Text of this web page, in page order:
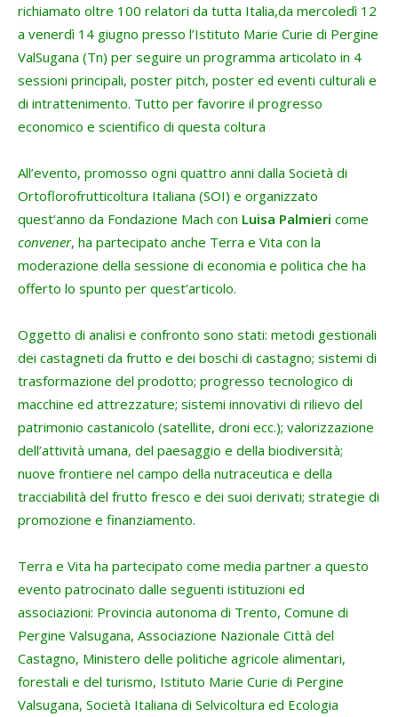
richiamato oltre 100 relatori da tutta Italia,da mercoledì 12
a venerdì 14 giugno presso l’Istituto Marie Curie di Pergine
ValSugana (Tn) per seguire un programma articolato in 4
sessioni principali, poster pitch, poster ed eventi culturali e
di intrattenimento. Tutto per favorire il progresso
economico e scientifico di questa coltura
All’evento, promosso ogni quattro anni dalla Società di
Ortoflorofrutticoltura Italiana (SOI) e organizzato
quest’anno da Fondazione Mach con Luisa Palmieri come
convener, ha partecipato anche Terra e Vita con la
moderazione della sessione di economia e politica che ha
offerto lo spunto per quest’articolo.
Oggetto di analisi e confronto sono stati: metodi gestionali
dei castagneti da frutto e dei boschi di castagno; sistemi di
trasformazione del prodotto; progresso tecnologico di
macchine ed attrezzature; sistemi innovativi di rilievo del
patrimonio castanicolo (satellite, droni ecc.); valorizzazione
dell’attività umana, del paesaggio e della biodiversità;
nuove frontiere nel campo della nutraceutica e della
tracciabilità del frutto fresco e dei suoi derivati; strategie di
promozione e finanziamento.
Terra e Vita ha partecipato come media partner a questo
evento patrocinato dalle seguenti istituzioni ed
associazioni: Provincia autonoma di Trento, Comune di
Pergine Valsugana, Associazione Nazionale Città del
Castagno, Ministero delle politiche agricole alimentari,
forestali e del turismo, Istituto Marie Curie di Pergine
Valsugana, Società Italiana di Selvicoltura ed Ecologia